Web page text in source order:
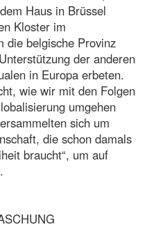
Haus in Brüssel
Kloster im
die belgische Provinz
der anderen
in Europa erbeten.
wie wir mit den Folgen
umgehen
sich um
die schon damals
braucht“, um auf